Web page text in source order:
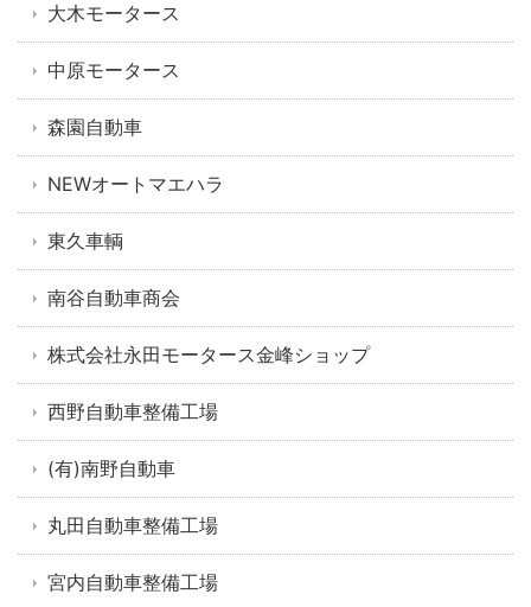
大木モータース
中原モータース
森園自動車
NEWオートマエハラ
東久車輌
南谷自動車商会
株式会社永田モータース金峰ショップ
西野自動車整備工場
(有)南野自動車
丸田自動車整備工場
宮内自動車整備工場